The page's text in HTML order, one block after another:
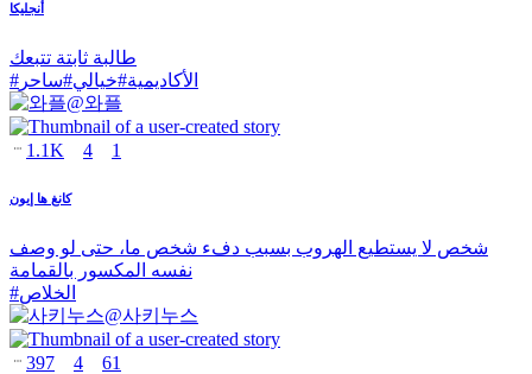
أنجليكا
طالبة ثابتة تتبعك
#
الأكاديمية#خيالي#ساحر
@와플
1.1K 4 1
كانغ ها إيون
شخص لا يستطيع الهروب بسبب دفء شخص ما، حتى لو وصف
نفسه المكسور بالقمامة
#الخلاص
@사키누스
397 4 61